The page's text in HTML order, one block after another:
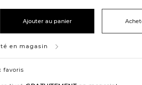
Ajouter au panier
en magasin
favoris